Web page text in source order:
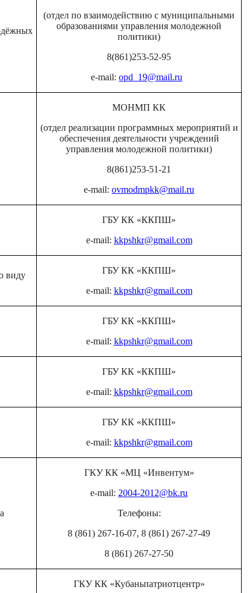
(отдел по взаимодействию с муниципальными
образованиями управления молодежной
политики)
8(861)253-52-95
e-mail: opd_19@mail.ru
МОНМП КК
(отдел реализации программных мероприятий и
обеспечения деятельности учреждений
управления молодежной политики)
8(861)253-51-21
e-mail: ovmodmpkk@mail.ru
ГБУ КК «ККПШ»
e-mail: kkpshkr@gmail.com
виду
ГБУ КК «ККПШ»
e-mail: kkpshkr@gmail.com
ГБУ КК «ККПШ»
e-mail: kkpshkr@gmail.com
ГБУ КК «ККПШ»
e-mail: kkpshkr@gmail.com
ГБУ КК «ККПШ»
e-mail: kkpshkr@gmail.com
ГКУ КК «МЦ «Инвентум»
e-mail: 2004-2012@bk.ru
Телефоны:
8 (861) 267-16-07, 8 (861) 267-27-49
8 (861) 267-27-50
ГКУ КК «Кубаньпатриотцентр»